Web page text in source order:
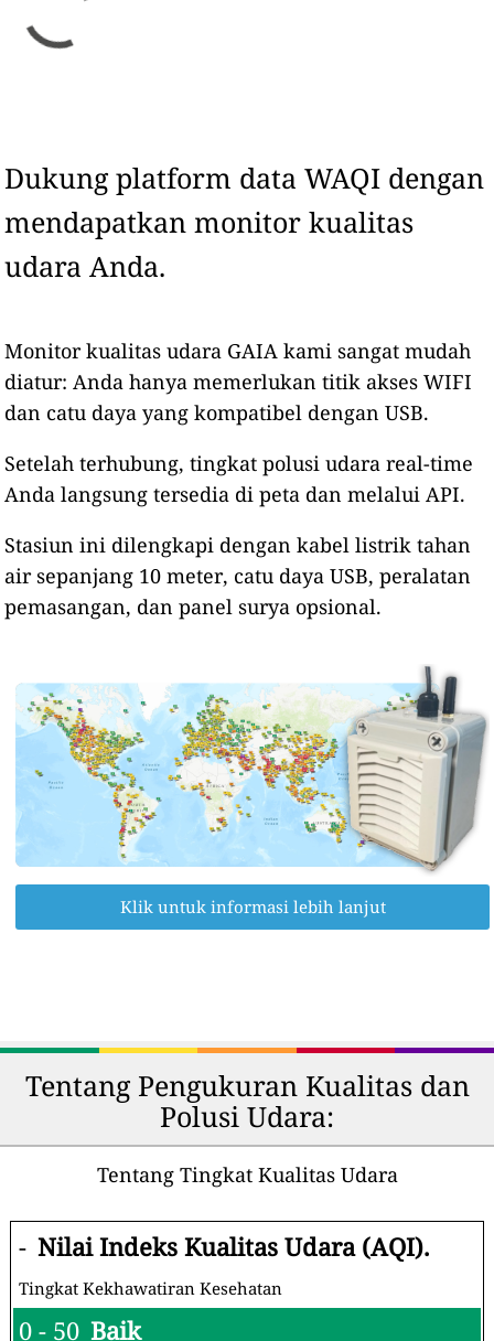
Dukung platform data WAQI dengan
mendapatkan monitor kualitas
udara Anda.
Monitor kualitas udara GAIA kami sangat mudah
diatur: Anda hanya memerlukan titik akses WIFI
dan catu daya yang kompatibel dengan USB.
Setelah terhubung, tingkat polusi udara real-time
Anda langsung tersedia di peta dan melalui API.
Stasiun ini dilengkapi dengan kabel listrik tahan
air sepanjang 10 meter, catu daya USB, peralatan
pemasangan, dan panel surya opsional.
Klik untuk informasi lebih lanjut
Tentang Pengukuran Kualitas dan
Polusi Udara:
Tentang Tingkat Kualitas Udara
- Nilai Indeks Kualitas Udara (AQI).
Tingkat Kekhawatiran Kesehatan
0 - 50 Baik